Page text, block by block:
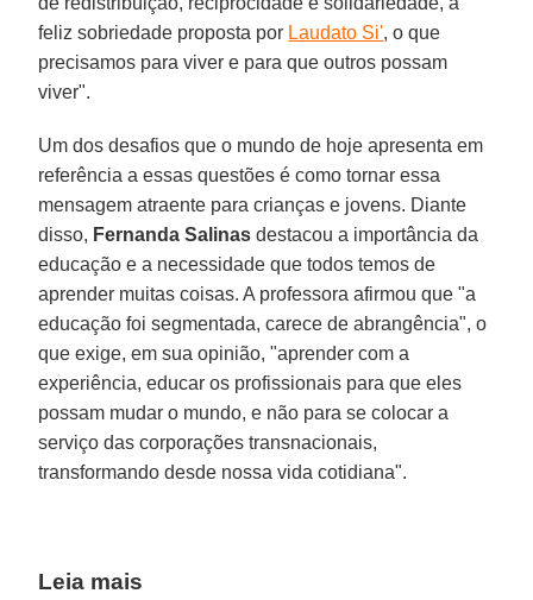
feliz sobriedade proposta por Laudato Si', o que
precisamos para viver e para que outros possam
viver".
Um dos desafios que o mundo de hoje apresenta em
referência a essas questões é como tornar essa
mensagem atraente para crianças e jovens. Diante
disso, Fernanda Salinas destacou a importância da
educação e a necessidade que todos temos de
aprender muitas coisas. A professora afirmou que "a
educação foi segmentada, carece de abrangência", o
que exige, em sua opinião, "aprender com a
experiência, educar os profissionais para que eles
possam mudar o mundo, e não para se colocar a
serviço das corporações transnacionais,
transformando desde nossa vida cotidiana".
Leia mais